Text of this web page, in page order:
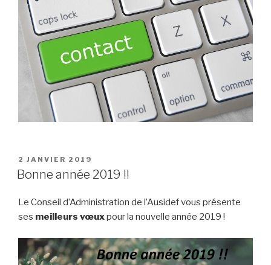
PUBLIÉ
LE
2 JANVIER 2019
Bonne année 2019 !!
Le Conseil d’Administration de l’Ausidef vous présente
ses meilleurs vœuxpour la nouvelle année 2019 !